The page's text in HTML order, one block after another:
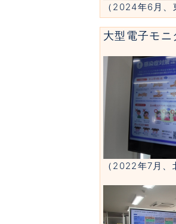
（2024年6月、
大型電子モニ
（2022年7月、